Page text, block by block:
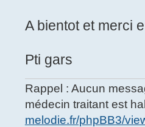
A bientot et merci
Pti gars
Rappel : Aucun
médecin traitant est
melodie.fr/phpBB3/